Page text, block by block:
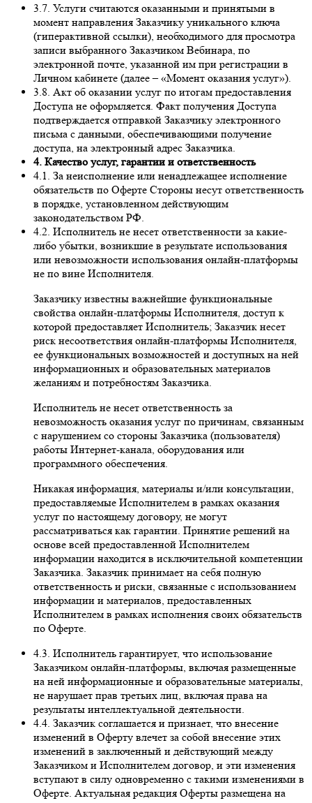
3.7. Услуги считаются оказанными и принятыми в
момент направления Заказчику уникального ключа
(гиперактивной ссылки), необходимого для просмотра
записи выбранного Заказчиком Вебинара, по
электронной почте, указанной им при регистрации в
Личном кабинете (далее – «Момент оказания услуг»).
3.8. Акт об оказании услуг по итогам предоставления
Доступа не оформляется. Факт получения Доступа
подтверждается отправкой Заказчику электронного
письма с данными, обеспечивающими получение
доступа, на электронный адрес Заказчика.
4. Качество услуг, гарантии и ответственность
4.1. За неисполнение или ненадлежащее исполнение
обязательств по Оферте Стороны несут ответственность
в порядке, установленном действующим
законодательством РФ.
4.2. Исполнитель не несет ответственности за какие-
либо убытки, возникшие в результате использования
или невозможности использования онлайн-платформы
не по вине Исполнителя.
Заказчику известны важнейшие функциональные
свойства онлайн-платформы Исполнителя, доступ к
которой предоставляет Исполнитель; Заказчик несет
риск несоответствия онлайн-платформы Исполнителя,
ее функциональных возможностей и доступных на ней
информационных и образовательных материалов
желаниям и потребностям Заказчика.
Исполнитель не несет ответственность за
невозможность оказания услуг по причинам, связанным
с нарушением со стороны Заказчика (пользователя)
работы Интернет-канала, оборудования или
программного обеспечения.
Никакая информация, материалы и/или консультации,
предоставляемые Исполнителем в рамках оказания
услуг по настоящему договору, не могут
рассматриваться как гарантии. Принятие решений на
основе всей предоставленной Исполнителем
информации находится в исключительной компетенции
Заказчика. Заказчик принимает на себя полную
ответственность и риски, связанные с использованием
информации и материалов, предоставленных
Исполнителем в рамках исполнения своих обязательств
по Оферте.
4.3. Исполнитель гарантирует, что использование
Заказчиком онлайн-платформы, включая размещенные
на ней информационные и образовательные материалы,
не нарушает прав третьих лиц, включая права на
результаты интеллектуальной деятельности.
4.4. Заказчик соглашается и признает, что внесение
изменений в Оферту влечет за собой внесение этих
изменений в заключенный и действующий между
Заказчиком и Исполнителем договор, и эти изменения
вступают в силу одновременно с такими изменениями в
Оферте. Актуальная редакция Оферты размещена на